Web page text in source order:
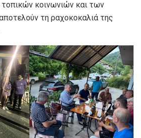
κοινωνιών και των
τη ραχοκοκαλιά της